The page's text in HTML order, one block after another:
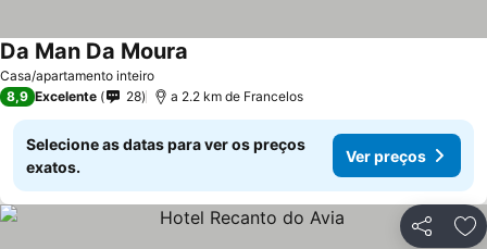
Casa/apartamento inteiro
Da Man Da Moura
8,9 Excelente 28 a 2.2 km de Francelos
Selecione as datas para ver os preços
exatos.
Ver preços
Partilhar